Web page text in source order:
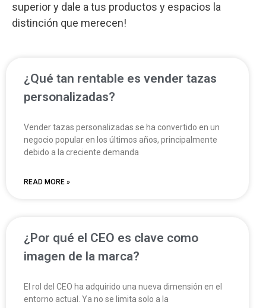
superior y dale a tus productos y espacios la
distinción que merecen!
¿Qué tan rentable es vender tazas
personalizadas?
Vender tazas personalizadas se ha convertido en un
negocio popular en los últimos años, principalmente
debido a la creciente demanda
READ MORE »
¿Por qué el CEO es clave como
imagen de la marca?
El rol del CEO ha adquirido una nueva dimensión en el
entorno actual. Ya no se limita solo a la